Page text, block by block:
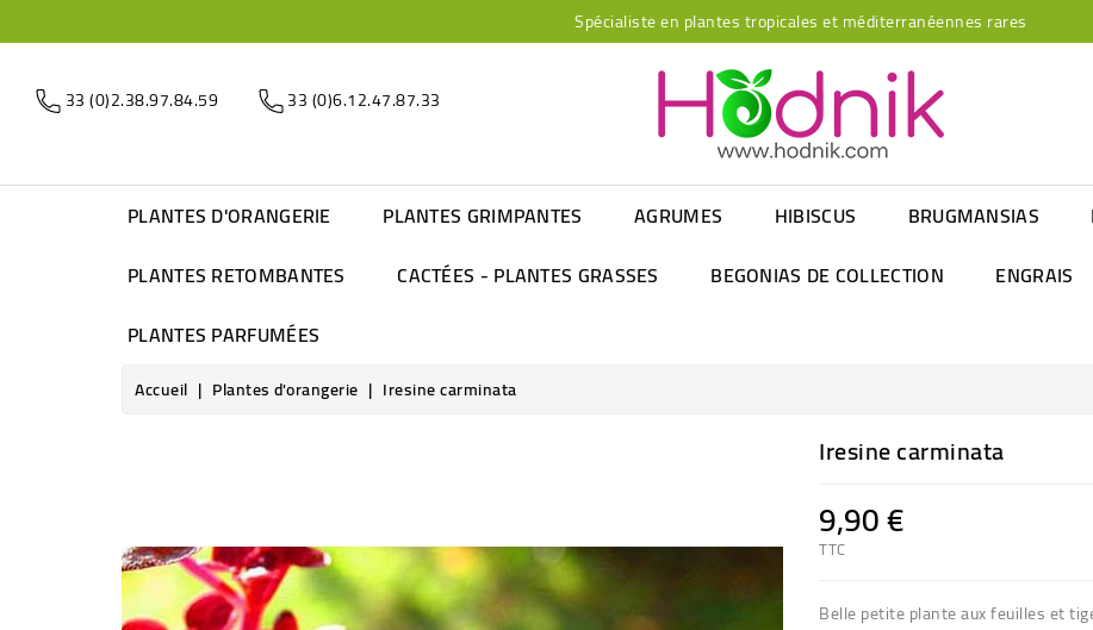
Spécialiste en plantes tropicales et méditerranéennes rares
33 (0)2.38.97.84.59 33 (0)6.12.47.87.33
PLANTES D'ORANGERIE PLANTES GRIMPANTES AGRUMES HIBISCUS BRUGMANSIAS
PLANTES RETOMBANTES
CACTÉES - PLANTES GRASSES BEGONIAS DE COLLECTION ENGRAIS
PLANTES PARFUMÉES
Accueil Plantes d'orangerie Iresine carminata
Iresine carminata
9,90 €
TTC
Belle petite plante aux feuilles et